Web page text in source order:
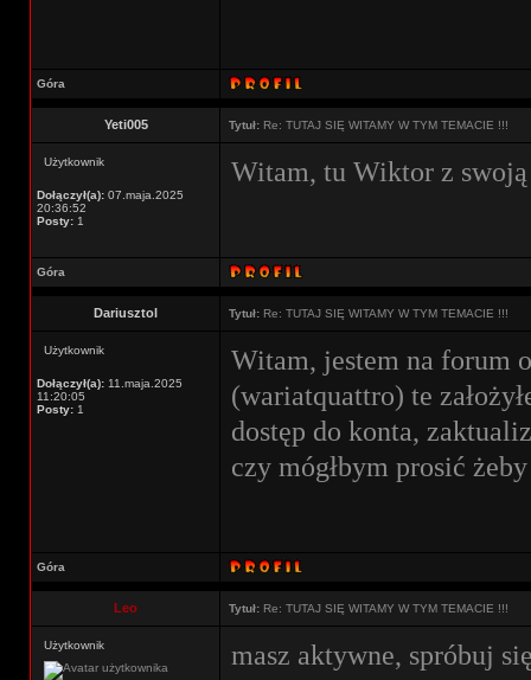
Góra
Yeti005 Tytuł: Re: TUTAJ SIĘ WITAMY W TYM TEMACIE !!!
Użytkownik
Dołączył(a): 07.maja.2025
20:36:52
Posty: 1
Witam, tu Wiktor z
Góra
Dariusztol Tytuł: Re: TUTAJ SIĘ WITAMY W TYM TEMACIE !!!
Użytkownik
Dołączył(a): 11.maja.2025
11:20:05
Posty: 1
Witam, jestem na forum
(wariatquattro) te
dostęp do konta,
czy mógłbym prosić
Góra
Leo Tytuł: Re: TUTAJ SIĘ WITAMY W TYM TEMACIE !!!
Użytkownik masz aktywne, spróbuj